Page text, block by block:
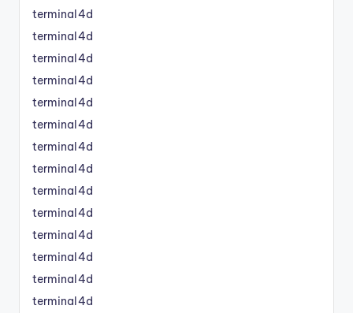
terminal4d
terminal4d
terminal4d
terminal4d
terminal4d
terminal4d
terminal4d
terminal4d
terminal4d
terminal4d
terminal4d
terminal4d
terminal4d
terminal4d